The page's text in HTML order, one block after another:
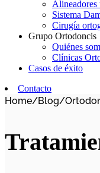
Alineadores
Sistema
Cirugía
Grupo Ortodoncis
Quiénes
Clínicas
Casos de éxito
Contacto
Home/Blog/